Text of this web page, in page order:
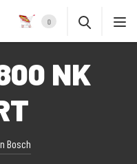
0
NK
Bosch